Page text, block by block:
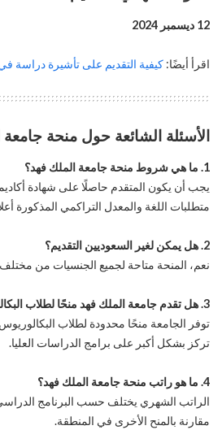
12 ديسمبر 2024
اقرأ أيضًا: كيفية التقديم على تأشيرة دراسة في
الأسئلة الشائعة حول منحة
1. ما هي شروط منحة جامعة الملك فهد؟
يجب أن يكون المتقدم حاصلًا على شهادة
متطلبات اللغة والمعدل التراكمي المذكورة
2. هل يمكن لغير السعوديين التقديم؟
نعم، المنحة متاحة لجميع الجنسيات من مختلف
3. هل تقدم جامعة الملك فهد منحًا لطلاب البكالوريوس؟
توفر الجامعة منحًا محدودة لطلاب
تركز بشكل أكبر على برامج الدراسات العليا.
4. ما هو راتب منحة جامعة الملك فهد؟
الراتب الشهري يختلف حسب البرنامج
مقارنة بالمنح الأخرى في المنطقة.